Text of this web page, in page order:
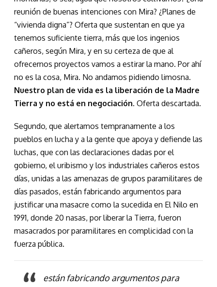
reunión de buenas intenciones con Mira? ¿Planes de
“vivienda digna”? Oferta que sustentan en que ya
tenemos suficiente tierra, más que los ingenios
cañeros, según Mira, y en su certeza de que al
ofrecernos proyectos vamos a estirar la mano. Por ahí
no es la cosa, Mira. No andamos pidiendo limosna.
Nuestro plan de vida es la liberación de la Madre
Tierra y no está en negociación. Oferta descartada.
Segundo, que alertamos tempranamente a los
pueblos en lucha y a la gente que apoya y defiende las
luchas, que con las declaraciones dadas por el
gobierno, el uribismo y los industriales cañeros estos
días, unidas a las amenazas de grupos paramilitares de
días pasados, están fabricando argumentos para
justificar una masacre como la sucedida en El Nilo en
1991, donde 20 nasas, por liberar la Tierra, fueron
masacrados por paramilitares en complicidad con la
fuerza pública.
están fabricando argumentos para